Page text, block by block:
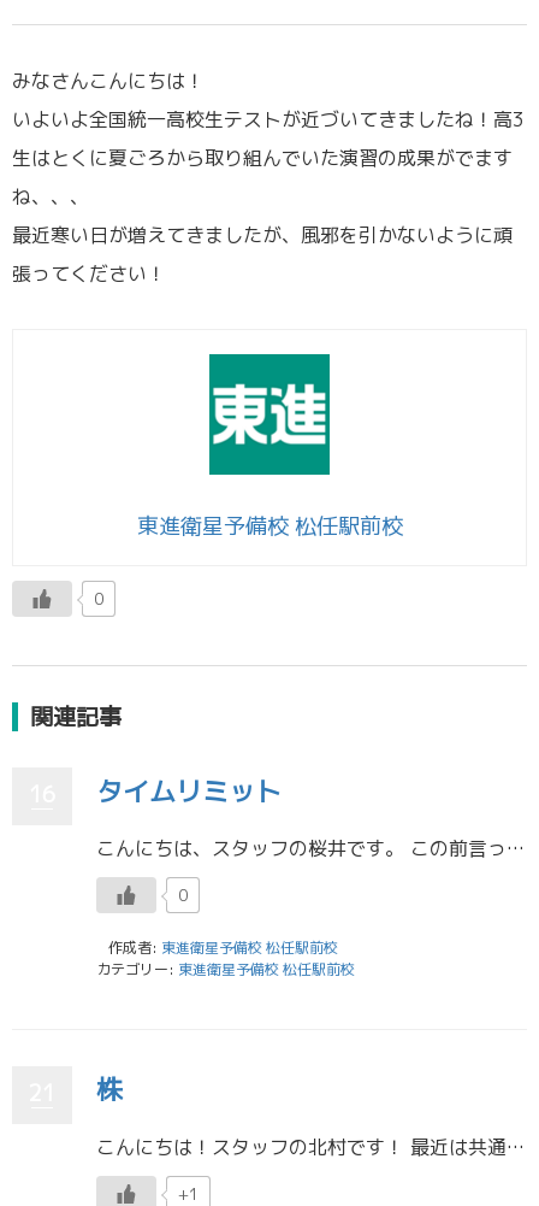
みなさんこんにちは！
いよいよ全国統一高校生テストが近づいてきましたね！高3
生はとくに夏ごろから取り組んでいた演習の成果がでます
ね、、、
最近寒い日が増えてきましたが、風邪を引かないように頑
張ってください！
東進衛星予備校 松任駅前校
0
関連記事
タイムリミット
こんにちは、スタッフの桜井です。 この前言っていたマローネカシスを飲めました。ギリギリ滑り込みキメました！ 最近家を出たのはそれくらいなので、そろそろ始まる後期の授業が恐ろしいです。 外出たくないですね～、インドアには厳 […]
0
作成者: 東進衛星予備校 松任駅前校
カテゴリー: 東進衛星予備校 松任駅前校
株
こんにちは！スタッフの北村です！ 最近は共通テストもあって勉強について多く書かれていたので、すこし自分も最近勉強していることについて書こうと思います！ 年明けから新NISAが始まったのもあり、最近は株について勉強中です！ […]
+1